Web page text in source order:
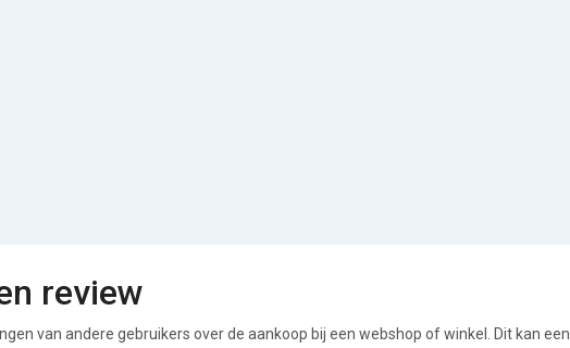
review
van andere gebruikers over de aankoop bij een webshop of winkel. Dit kan een